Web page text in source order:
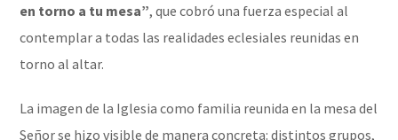
en torno a tu mesa”, que cobró una fuerza especial al
contemplar a todas las realidades eclesiales reunidas en
torno al altar.
La imagen de la Iglesia como familia reunida en la mesa del
Señor se hizo visible de manera concreta: distintos grupos,